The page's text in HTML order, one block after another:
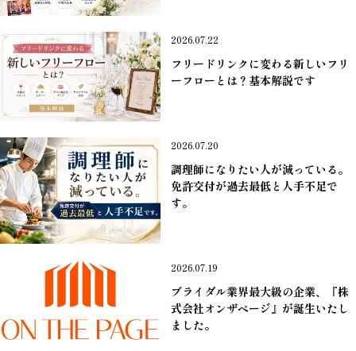
2026.07.22
フリードリンクに変わる新しいフリ
ーフローとは？基本解説です
2026.07.20
調理師になりたい人が減っている。
免許交付が過去最低と人手不足で
す。
2026.07.19
ブライダル業界最大級の企業、『株
式会社オンザページ』が誕生いたし
ました。